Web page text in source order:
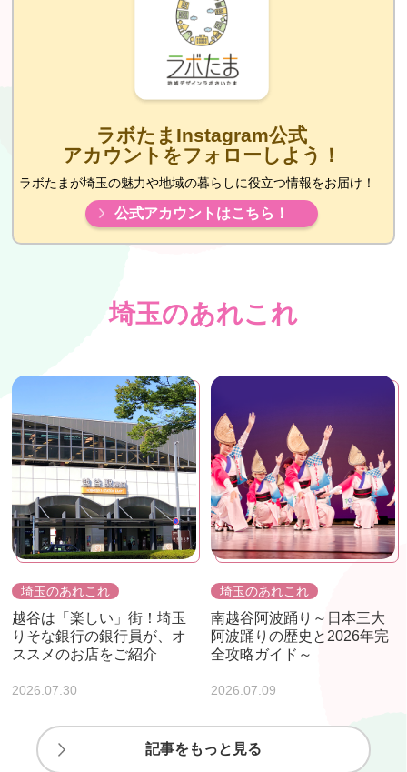
ラボたまInstagram公式
アカウントをフォローしよう！
ラボたまが埼玉の魅力や地域の暮らしに役立つ情報をお届け！
公式アカウントはこちら！
埼玉のあれこれ
埼玉のあれこれ
越谷は「楽しい」街！埼玉
りそな銀行の銀行員が、オ
ススメのお店をご紹介
2026.07.30
埼玉のあれこれ
南越谷阿波踊り～日本三大
阿波踊りの歴史と2026年完
全攻略ガイド～
2026.07.09
記事をもっと見る